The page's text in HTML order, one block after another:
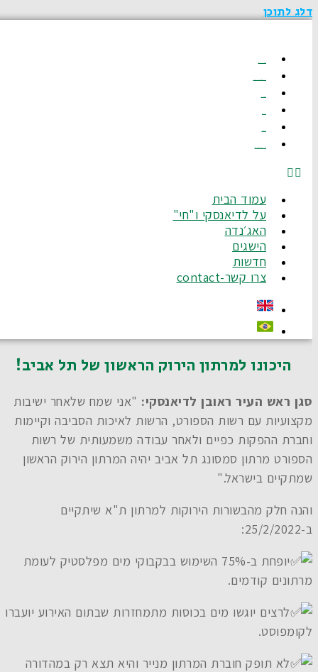
דלג לתוכן
עמוד הבית
על לדיאנסקי ו"חי"
האג׳נדה
הישגים
חדשות
צרו קשר-contact
היכונו למרתון הירוק הראשון של תל אביב!
סגן ראש העיר ראובן לדיאנסקי:"אני שמח שלאחר ישיבות
מקצועיות עם רשות הספורט, הרשות לאיכות הסביבה וקיימות
וחברת ההפקות כפיים ולאחר עבודה משמעותית של רשות
הספורט מרתון סמסונג תל אביב יהיה המרתון הירוק הראשון
שמתקיים בישראל."
והנה חלק מהבשורות הירוקות למרתון ת"א שיתקיים
ב-25/2/2022:
יופחת ב-75% השימוש בבקבוקי מים מפלסטיק לעומת
מרתונים קודמים.
לרצים יוגשו מים בכוסות מתמחזרות שבתום האירוע יועברו
לקומפוסט.
לא תופק חוברת המרתון מנייר והיא תצא רק במהדורה